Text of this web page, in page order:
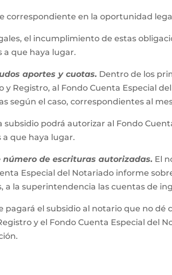
correspondiente en la oportunidad
el incumplimiento de estas
a que haya lugar.
aportes y cuotas. Dentro de los
Registro, al Fondo Cuenta Especial
según el caso, correspondientes al
subsidio podrá autorizar al Fondo
que haya lugar.
número de escrituras autorizadas. El
Especial del Notariado informe
la superintendencia las cuentas de
pagará el subsidio al notario que no
y el Fondo Cuenta Especial del